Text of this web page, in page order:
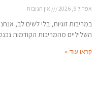
אפריל 9, 2026 אין תגובות
במריבות זוגיות, בלי לשים לב,
השליליים מהמריבות הקודמות
קראו עוד »